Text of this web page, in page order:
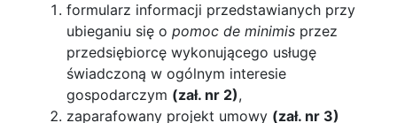
formularz informacji przedstawianych przy
ubieganiu się o pomoc de minimis przez
przedsiębiorcę wykonującego usługę
świadczoną w ogólnym interesie
gospodarczym (zał. nr 2),
zaparafowany projekt umowy (zał. nr 3)